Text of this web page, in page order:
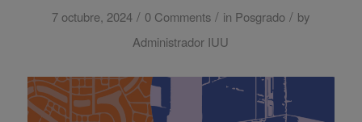
7 octubre, 2024 / 0 Comments / in Posgrado / by
Administrador IUU